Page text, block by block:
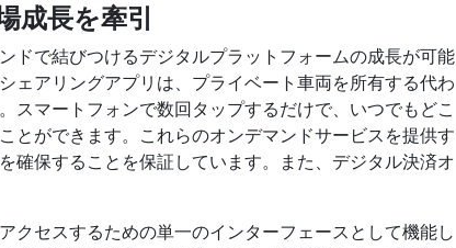
成長を牽引
ドで結びつけるデジタルプラットフォームの成長が可能
ェアリングアプリは、プライベート車両を所有する代わ
スマートフォンで数回タップするだけで、いつでもどこ
とができます。これらのオンデマンドサービスを提供す
確保することを保証しています。また、デジタル決済オ
クセスするための単一のインターフェースとして機能し